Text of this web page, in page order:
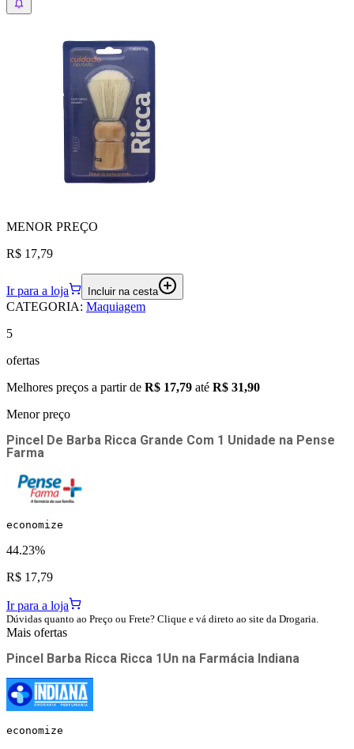
MENOR PREÇO
R$ 17,79
Ir para a loja Incluir na cesta
CATEGORIA: Maquiagem
5
ofertas
Melhores preços a partir de R$ 17,79 até R$ 31,90
Menor preço
Pincel De Barba Ricca Grande Com 1 Unidade na Pense
Farma
economize
44.23%
R$ 17,79
Ir para a loja
Dúvidas quanto ao Preço ou Frete? Clique e vá direto ao site da Drogaria.
Mais ofertas
Pincel Barba Ricca Ricca 1Un na Farmácia Indiana
economize